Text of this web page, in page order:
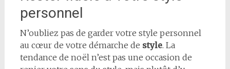
personnel
N’oubliez pas de garder votre style personnel
au cœur de votre démarche de style. La
tendance de noël n’est pas une occasion de